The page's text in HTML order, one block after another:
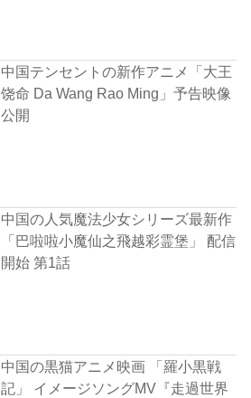
中国テンセントの新作アニメ「大王
饶命 Da Wang Rao Ming」予告映像
公開
中国の人気魔法少女シリーズ最新作
「巴啦啦小魔仙之飛越彩霊堡」 配信
開始 第1話
中国の黒猫アニメ映画 「羅小黒戦
記」 イメージソングMV『走過世界